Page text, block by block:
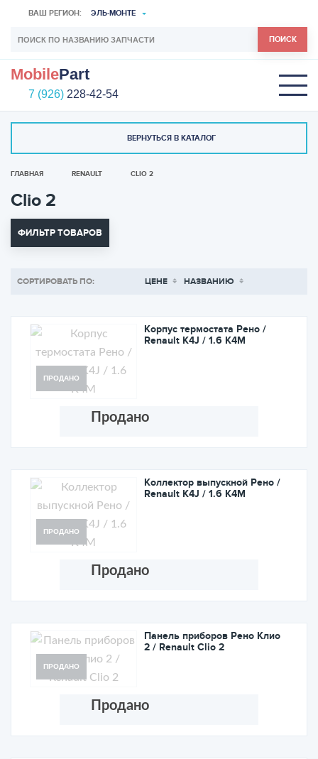
ВАШ РЕГИОН: ЭЛЬ-МОНТЕ
ПОИСК
MobilePart
7 (926) 228-42-54
ВЕРНУТЬСЯ В КАТАЛОГ
ГЛАВНАЯ RENAULT CLIO 2
Clio 2
ФИЛЬТР ТОВАРОВ
СОРТИРОВАТЬ ПО: ЦЕНЕ НАЗВАНИЮ
ПРОДАНО
Корпус термостата Рено /
Renault K4J / 1.6 K4M
Продано
ПРОДАНО
Коллектор выпускной Рено /
Renault K4J / 1.6 K4M
Продано
ПРОДАНО
Панель приборов Рено Клио
2 / Renault Clio 2
Продано